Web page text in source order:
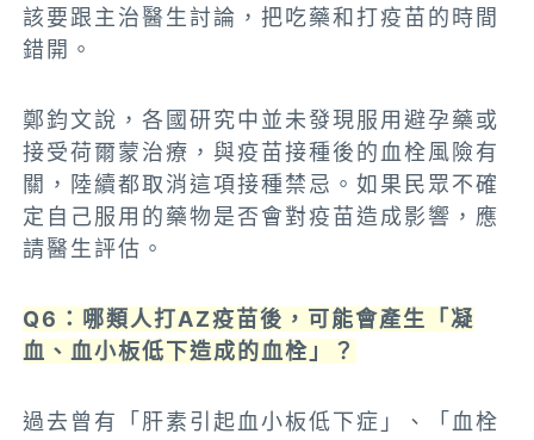
該要跟主治醫生討論，把吃藥和打疫苗的時間
錯開。
鄭鈞文說，各國研究中並未發現服用避孕藥或
接受荷爾蒙治療，與疫苗接種後的血栓風險有
關，陸續都取消這項接種禁忌。如果民眾不確
定自己服用的藥物是否會對疫苗造成影響，應
請醫生評估。
Q6：哪類人打AZ疫苗後，可能會產生「凝
血、血小板低下造成的血栓」？
過去曾有「肝素引起血小板低下症」、「血栓